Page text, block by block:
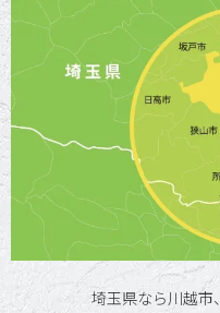
埼玉県なら川越市